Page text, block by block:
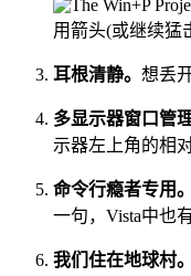
用箭头(或继续猛
耳根清静。 想丢
多显示器窗口管理
示器左上角的相
命令行瘾者专用。
一句，Vista中也
我们住在地球村。